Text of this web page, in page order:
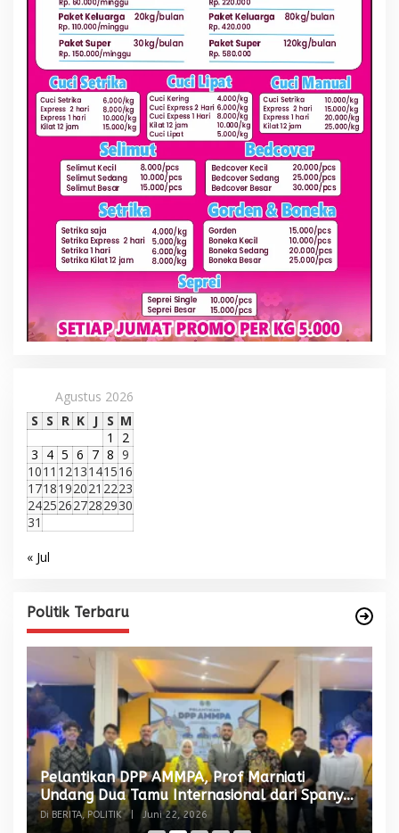
Agustus 2026
S S R K J S M
1
2
3 4 5 6 7 8 9
1011 1213141516
1718192021 2223
24252627282930
31
« Jul
Politik Terbaru
Pelantikan DPP AMMPA, Prof Marniati
Undang Dua Tamu Internasional dari Spanyol
dan Malaysia
Di BERITA, POLITIK Juni 22, 2026